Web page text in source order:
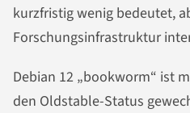
kurzfristig wenig bedeutet,
Forschungsinfrastruktur
Debian 12 „bookworm“ ist
den Oldstable-Status